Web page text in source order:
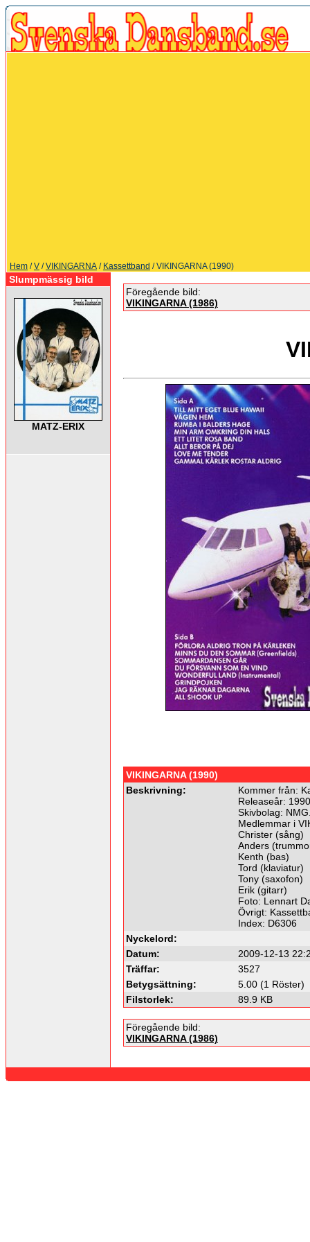
Hem /V /VIKINGARNA / Kassettband / VIKINGARNA (1990)
Slumpmässig bild
MATZ-ERIX
Föregående bild:
VIKINGARNA (1986)
VIKINGARNA (1990)
Beskrivning:
Kommer från:
Releaseår:
Skivbolag:
Medlemmar i
Christer (sång)
Anders
Kenth (bas)
Tord (klaviatur)
Tony (saxofon)
Erik (gitarr)
Foto: Lennart
Övrigt:
Index: D6306
Nyckelord:
Datum:
2009-12-13
Träffar:
3527
Betygsättning:
5.00 (1 Röster)
Filstorlek:
89.9 KB
Föregående bild:
VIKINGARNA (1986)